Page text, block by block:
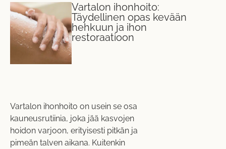
Vartalon ihonhoito:
Täydellinen opas kevään
hehkuun ja ihon
restoraatioon
Vartalon ihonhoito on usein se osa
kauneusrutiinia, joka jää kasvojen
hoidon varjoon, erityisesti pitkän ja
pimeän talven aikana. Kuitenkin